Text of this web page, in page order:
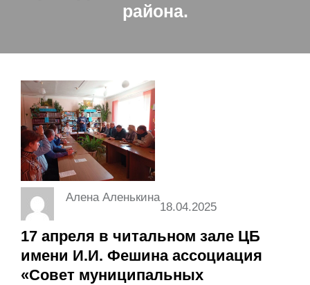
района.
Алена Аленькина
18.04.2025
17 апреля в читальном зале ЦБ
имени И.И. Фешина ассоциация
«Совет муниципальных